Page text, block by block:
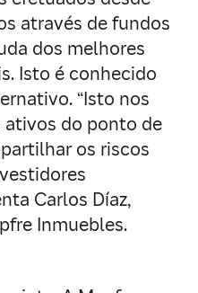
através de fundos
dos melhores
Isto é conhecido
“Isto nos
do ponto de
os riscos
Carlos Díaz,
Inmuebles.